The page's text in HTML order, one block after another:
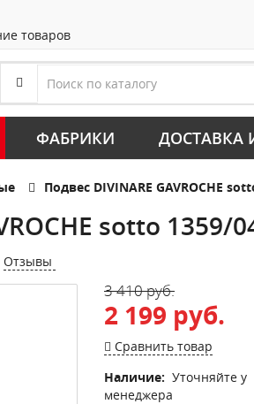
товаров
ФАБРИКИ ДОСТАВКА
Подвес DIVINARE GAVROCHE
sotto 1359/
Отзывы
3 410 руб.
2 199 руб.
Сравнить товар
Наличие: Уточняйте у
менеджера